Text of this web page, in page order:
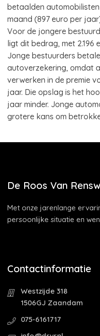
betaalden
maand (897 euro per
Voor de jongere
ligt dit bedrag, met 2.196
Jonge bestuurders
autoverzekering, omdat
verwerken in de premie
jaar. Die opslag is het
jaar minder. Jonge
grotere kans om
De Roos Van
Met onze jarenlange
persoonlijke situatie en
Contactinformatie
Westzijde 318
1506GJ Zaandam
075-6161717